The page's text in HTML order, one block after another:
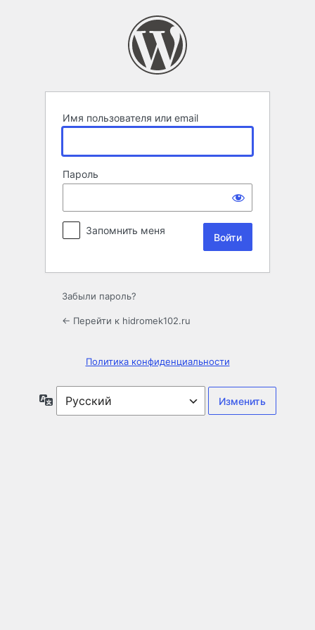
Имя пользователя или email
Пароль
Запомнить меня
Забыли пароль?
← Перейти к hidromek102.ru
Политика конфиденциальности
Язык